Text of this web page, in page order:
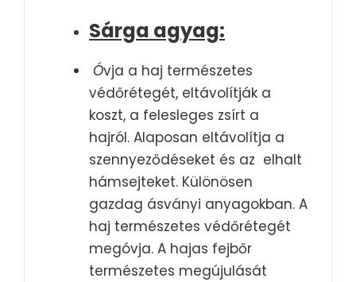
Sárga agyag:
Óvja a haj természetes
védőrétegét, eltávolítják a
koszt, a felesleges zsírt a
hajról. Alaposan eltávolítja a
szennyeződéseket és az elhalt
hámsejteket. Különösen
gazdag ásványi anyagokban. A
haj természetes védőrétegét
megóvja. A hajas fejbőr
természetes megújulását